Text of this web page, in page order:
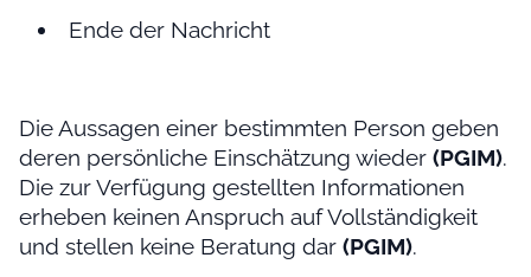
Ende der Nachricht
Die Aussagen einer bestimmten Person geben
deren persönliche Einschätzung wieder (PGIM).
Die zur Verfügung gestellten Informationen
erheben keinen Anspruch auf Vollständigkeit
und stellen keine Beratung dar (PGIM).